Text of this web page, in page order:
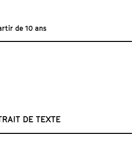
de 10 ans
DE TEXTE